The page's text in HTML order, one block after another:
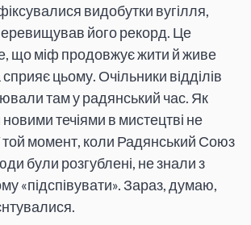
видобутки вугілля,
його рекорд. Це
що міф продовжує жити й живе
цьому. Очільники відділів
там у радянський час. Як
течіями в мистецтві не
той момент, коли Радянський Союз
були розгублені, не знали з
«підспівувати». Зараз, думаю,